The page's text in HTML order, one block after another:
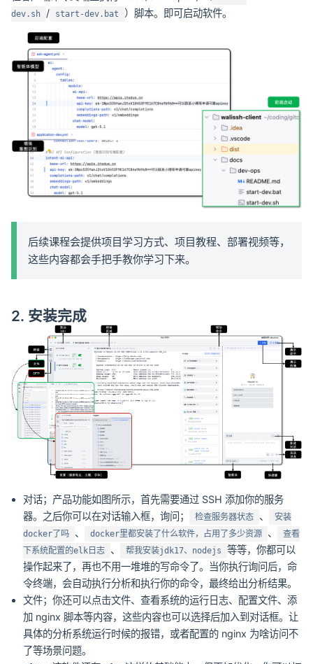
dev.sh
/ start-dev.bat ）脚本。即可启动软件。
后续课程会提供项目学习方式、项目教程、部署视频等，
这些内容都会手把手教你学习下来。
2. 安装完成
对话；产品功能如图所示，首先需要通过 SSH 添加你的服务
器。之后你可以在对话输入框，询问；
检查服务器状态 、
安装
docker了吗
、 docker里都安装了什么软件，占用了多少资源 、
查看
下系统配置的elk日志
、 帮我安装jdk17、nodejs
等等，你都可以
操作起来了，再也不用一堆堆的写命令了。当你执行询问后，命
令终端，会自动执行分析和执行你的命令，最终给出分析结果。
文件；你还可以点击文件、查看系统的运行日志、配置文件、添
加 nginx 脚本等内容，这些内容也可以选择后加入到对话框。让
具体的分析系统运行时候的报错，或者配置的 nginx 为啥访问不
了等场景问题。